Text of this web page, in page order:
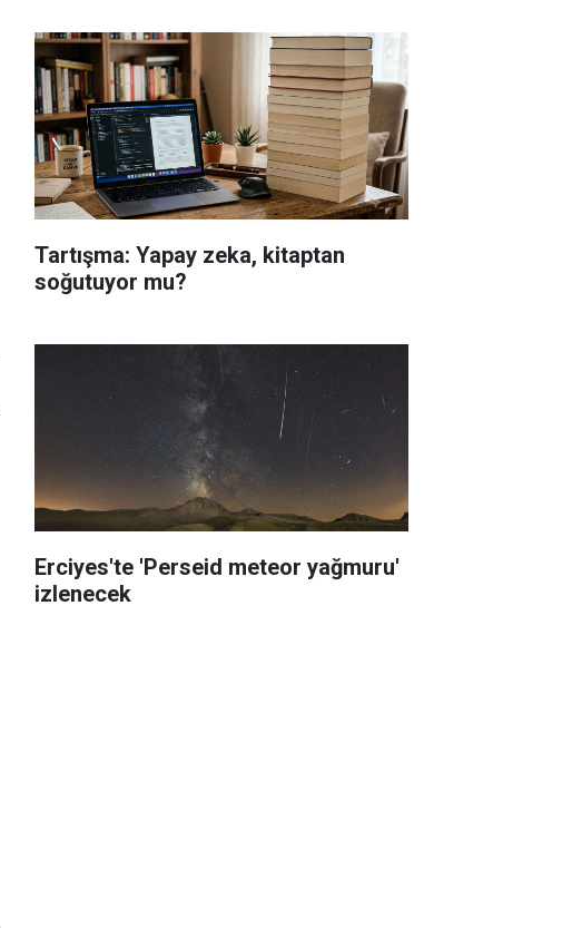
Tartışma: Yapay zeka, kitaptan
soğutuyor mu?
Erciyes'te 'Perseid meteor yağmuru'
izlenecek